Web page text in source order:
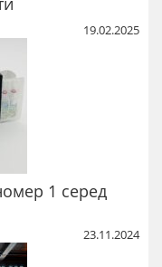
19.02.2025
1 серед
23.11.2024